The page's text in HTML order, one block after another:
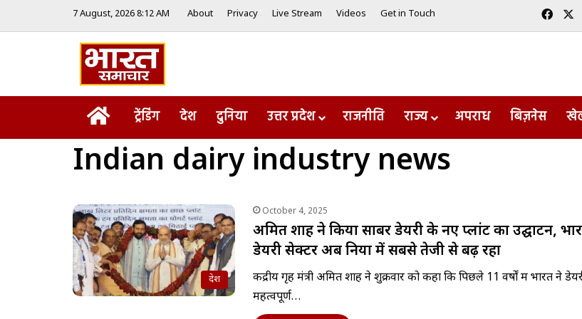
7 August, 2026 8:12 AM About Privacy Live Stream Videos Get in Touch
Homeट्रेंडिंग देश दुनिया उत्तर प्रदेश राजनीति राज्य अपराध बिज़नेस
Indian dairy industry news
देश
October 4, 2025
अमित शाह ने किया साबर डेयरी के नए प्लांट का उद्घाटन,
डेयरी सेक्टर अब दुनिया में सबसे तेजी से बढ़ रहा
केंद्रीय गृह मंत्री अमित शाह ने शुक्रवार को कहा कि पिछले 11 वर्षों में भारत ने
महत्वपूर्ण…